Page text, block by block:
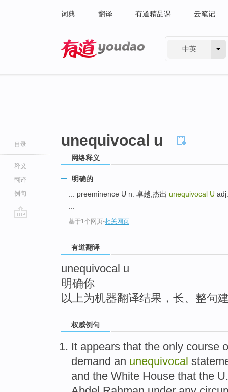
词典 翻译 有道精品课 云笔记
中英
目录
释义
翻译
例句
unequivocal u
网络释义
明确的
... preeminence U n. 卓越;杰出 unequivocal U
基于1个网页-相关网页
有道翻译
unequivocal u
明确你
以上为机器翻译结果，长、整句
权威例句
It appears that the only course
demand an unequivocal
and the White House that the